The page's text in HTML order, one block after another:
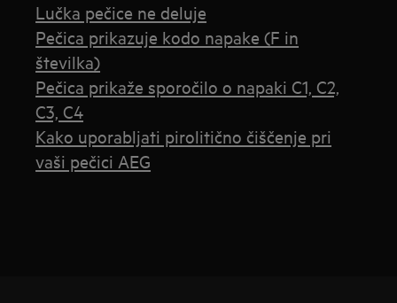
Lučka pečice ne deluje
Pečica prikazuje kodo napake (F in
številka)
Pečica prikaže sporočilo o napaki C1, C2,
C3, C4
Kako uporabljati pirolitično čiščenje pri
vaši pečici AEG